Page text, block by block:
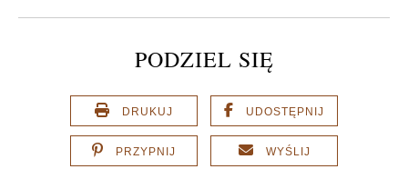
PODZIEL SIĘ
DRUKUJ UDOSTĘPNIJ
PRZYPNIJ WYŚLIJ